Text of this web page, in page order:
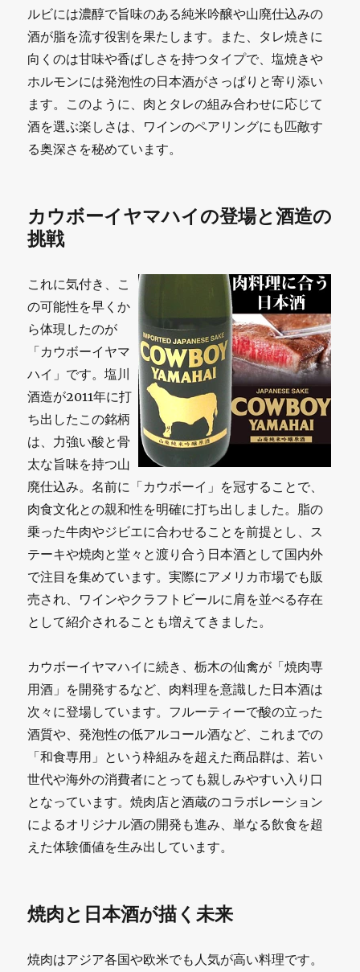
ルビには濃醇で旨味のある純米吟醸や山廃仕込みの
酒が脂を流す役割を果たします。また、タレ焼きに
向くのは甘味や香ばしさを持つタイプで、塩焼きや
ホルモンには発泡性の日本酒がさっぱりと寄り添い
ます。このように、肉とタレの組み合わせに応じて
酒を選ぶ楽しさは、ワインのペアリングにも匹敵す
る奥深さを秘めています。
カウボーイヤマハイの登場と酒造の
挑戦
これに気付き、こ
の可能性を早くか
ら体現したのが
「カウボーイヤマ
ハイ」です。塩川
酒造が2011年に打
ち出したこの銘柄
は、力強い酸と骨
太な旨味を持つ山
廃仕込み。名前に「カウボーイ」を冠することで、
肉食文化との親和性を明確に打ち出しました。脂の
乗った牛肉やジビエに合わせることを前提とし、ス
テーキや焼肉と堂々と渡り合う日本酒として国内外
で注目を集めています。実際にアメリカ市場でも販
売され、ワインやクラフトビールに肩を並べる存在
として紹介されることも増えてきました。
カウボーイヤマハイに続き、栃木の仙禽が「焼肉専
用酒」を開発するなど、肉料理を意識した日本酒は
次々に登場しています。フルーティーで酸の立った
酒質や、発泡性の低アルコール酒など、これまでの
「和食専用」という枠組みを超えた商品群は、若い
世代や海外の消費者にとっても親しみやすい入り口
となっています。焼肉店と酒蔵のコラボレーション
によるオリジナル酒の開発も進み、単なる飲食を超
えた体験価値を生み出しています。
焼肉と日本酒が描く未来
焼肉はアジア各国や欧米でも人気が高い料理です。